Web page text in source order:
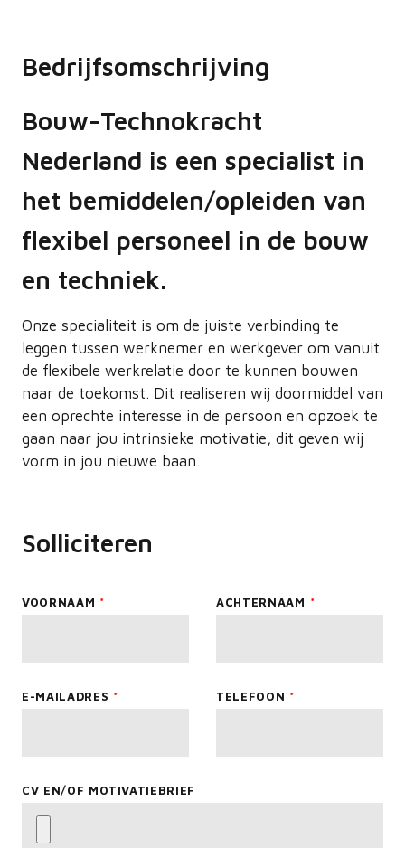
Bedrijfsomschrijving
Bouw-Technokracht
Nederland is een specialist in
het bemiddelen/opleiden van
flexibel personeel in de bouw
en techniek.
Onze specialiteit is om de juiste verbinding te
leggen tussen werknemer en werkgever om vanuit
de flexibele werkrelatie door te kunnen bouwen
naar de toekomst. Dit realiseren wij doormiddel van
een oprechte interesse in de persoon en opzoek te
gaan naar jou intrinsieke motivatie, dit geven wij
vorm in jou nieuwe baan.
Solliciteren
this
VOORNAAM ACHTERNAAM
E-MAILADRES TELEFOON
CV EN/OF MOTIVATIEBRIEF